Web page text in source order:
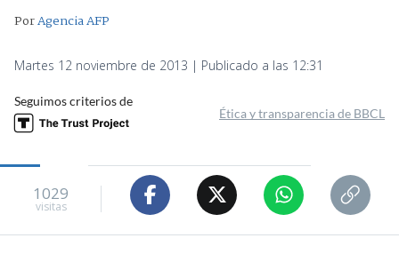
PorAgencia AFP
Martes 12 noviembre de 2013 | Publicado a las 12:31
Seguimos criterios de
Ética y transparencia de BBCL
1029
visitas